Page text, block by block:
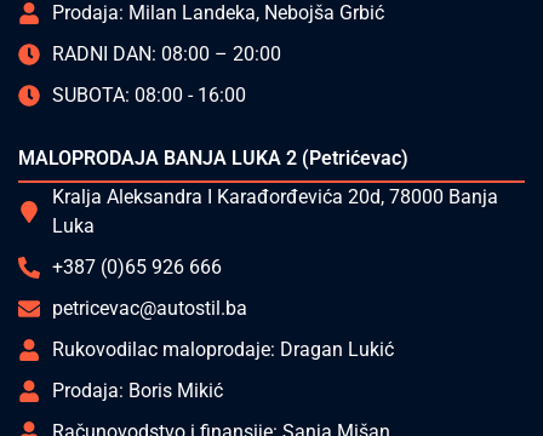
Prodaja: Milan Landeka, Nebojša Grbić
RADNI DAN: 08:00 – 20:00
SUBOTA: 08:00 - 16:00
MALOPRODAJA BANJA LUKA 2 (Petrićevac)
Kralja Aleksandra I Karađorđevića 20d, 78000 Banja
Luka
+387 (0)65 926 666
petricevac@autostil.ba
Rukovodilac maloprodaje: Dragan Lukić
Prodaja: Boris Mikić